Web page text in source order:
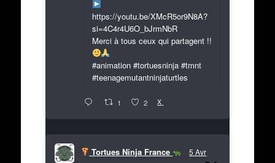
https://youtu.be/XMcR5or9N8A?
si=4C4r4U6O_bJrmNbR
Merci à tous ceux qui partagent !!
#animation #tortuesninja #tmnt
#teenagemutantninjaturtles
1 2 X
Tortues Ninja France 5 Avr